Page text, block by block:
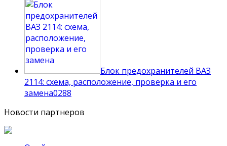
Блок предохранителей ВАЗ
2114: схема, расположение, проверка и его
замена0288
Новости партнеров